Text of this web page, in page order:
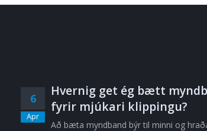
6
Apr
Hvernig get ég bætt
fyrir mjúkari klippingu?
Að bæta myndband býr til minni og